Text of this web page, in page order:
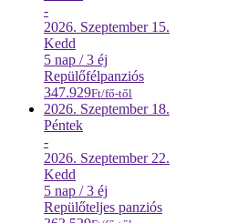
-
2026. Szeptember 15.
Kedd
5 nap / 3 éj
Repülőfélpanziós
347.929Ft/fő-től
2026. Szeptember 18.
Péntek
-
2026. Szeptember 22.
Kedd
5 nap / 3 éj
Repülőteljes panziós